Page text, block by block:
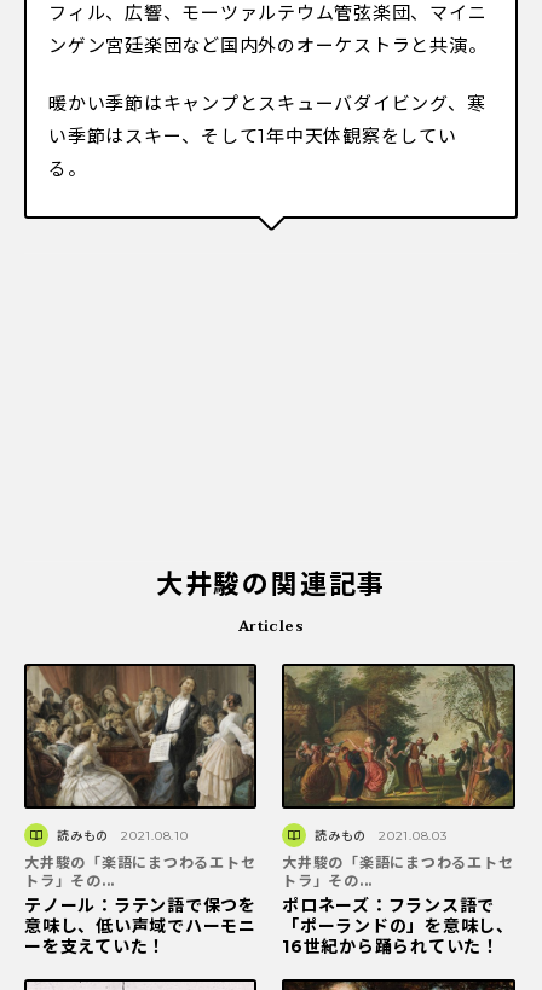
フィル、広響、モーツァルテウム管弦楽団、マイニ
ンゲン宮廷楽団など国内外のオーケストラと共演。
暖かい季節はキャンプとスキューバダイビング、寒
い季節はスキー、そして1年中天体観察をしてい
る。
大井駿の関連記事
Articles
読みもの 2021.08.10
大井駿の「楽語にまつわるエトセ
トラ」その...
テノール：ラテン語で保つを
意味し、低い声域でハーモニ
ーを支えていた！
読みもの 2021.08.03
大井駿の「楽語にまつわるエトセ
トラ」その...
ポロネーズ：フランス語で
「ポーランドの」を意味し、
16世紀から踊られていた！